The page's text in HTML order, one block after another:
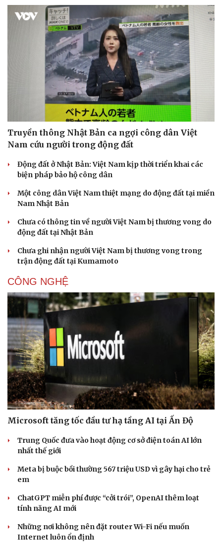
Sức khỏe
Dinh dưỡng - món ngon
Cây thuốc
Nhi khoa
Nam khoa
Làm đẹp - giảm cân
Phòng mạch online
Ăn sạch sống khỏe
Đời sống
Nhà đẹp
Blog
Truyền thông Nhật Bản ca ngợi công dân Việt
Nam cứu người trong động đất
Động đất ở Nhật Bản: Việt Nam kịp thời triển khai các
biện pháp bảo hộ công dân
Một công dân Việt Nam thiệt mạng do động đất tại miền
Nam Nhật Bản
Chưa có thông tin về người Việt Nam bị thương vong do
động đất tại Nhật Bản
Chưa ghi nhận người Việt Nam bị thương vong trong
trận động đất tại Kumamoto
CÔNG NGHỆ
Microsoft tăng tốc đầu tư hạ tầng AI tại Ấn Độ
Trung Quốc đưa vào hoạt động cơ sở điện toán AI lớn
nhất thế giới
Meta bị buộc bồi thường 567 triệu USD vì gây hại cho trẻ
em
ChatGPT miễn phí được “cởi trói”, OpenAI thêm loạt
tính năng AI mới
Những nơi không nên đặt router Wi-Fi nếu muốn
Internet luôn ổn định